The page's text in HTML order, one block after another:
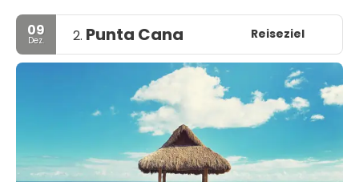
09
Dez. 2. Punta Cana Reiseziel